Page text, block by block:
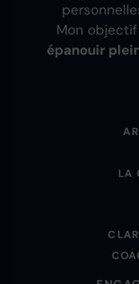
Mon
épanouir
LA